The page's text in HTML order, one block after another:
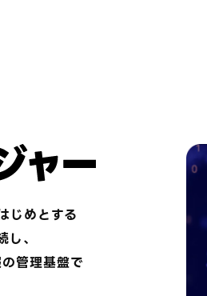
じめとする
、
管理基盤で